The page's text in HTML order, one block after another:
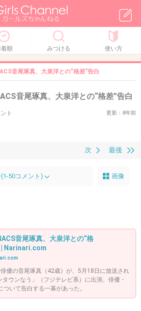
着順 みつける 使い方
音尾琢真、大泉洋との“格差”告白
音尾琢真、大泉洋との“格差”告白
ト 更新：8年前
最後
次
50コメント) 画像
音尾琢真、大泉洋との“格
| Narinari.com
優の音尾琢真（42歳）が、5月18日に放送され
ウンなう」（フジテレビ系）に出演。俳優・
いて告白する一幕があった。